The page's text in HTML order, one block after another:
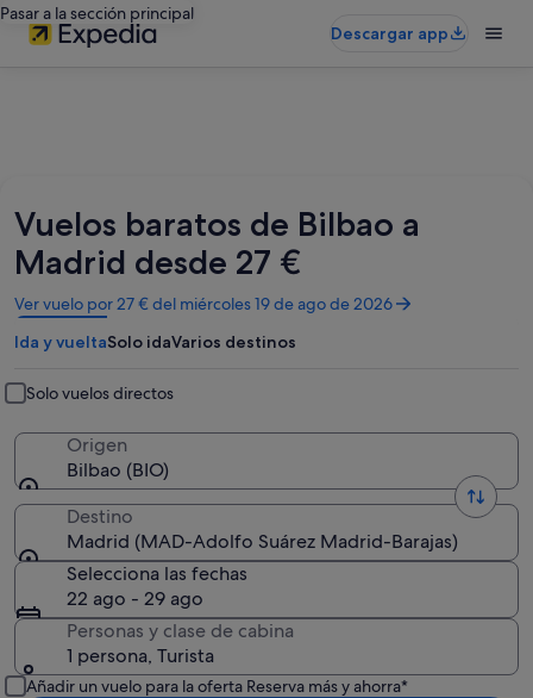
Pasar a la sección principal
Descargar app
Vuelos baratos de Bilbao a
Madrid desde 27 €
Ver vuelo por 27 € del miércoles 19 de ago de 2026
Se
abre
en
ventana
nueva
Ida y vueltaSolo idaVarios destinos
Solo vuelos directos
Origen
Bilbao (BIO)
Destino
Madrid (MAD-Adolfo Suárez Madrid-Barajas)
Selecciona las fechas
22 ago - 29 ago
Personas y clase de cabina
1 persona, Turista
Añadir un vuelo para la oferta Reserva más y ahorra*